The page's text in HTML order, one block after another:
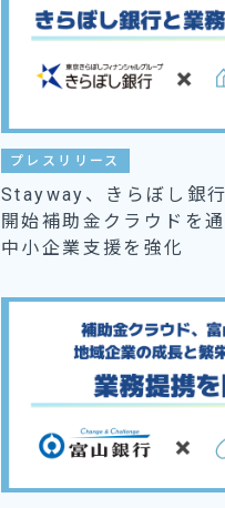
プレスリリース
Stayway、きらぼし銀
開始補助金クラウドを
中小企業支援を強化